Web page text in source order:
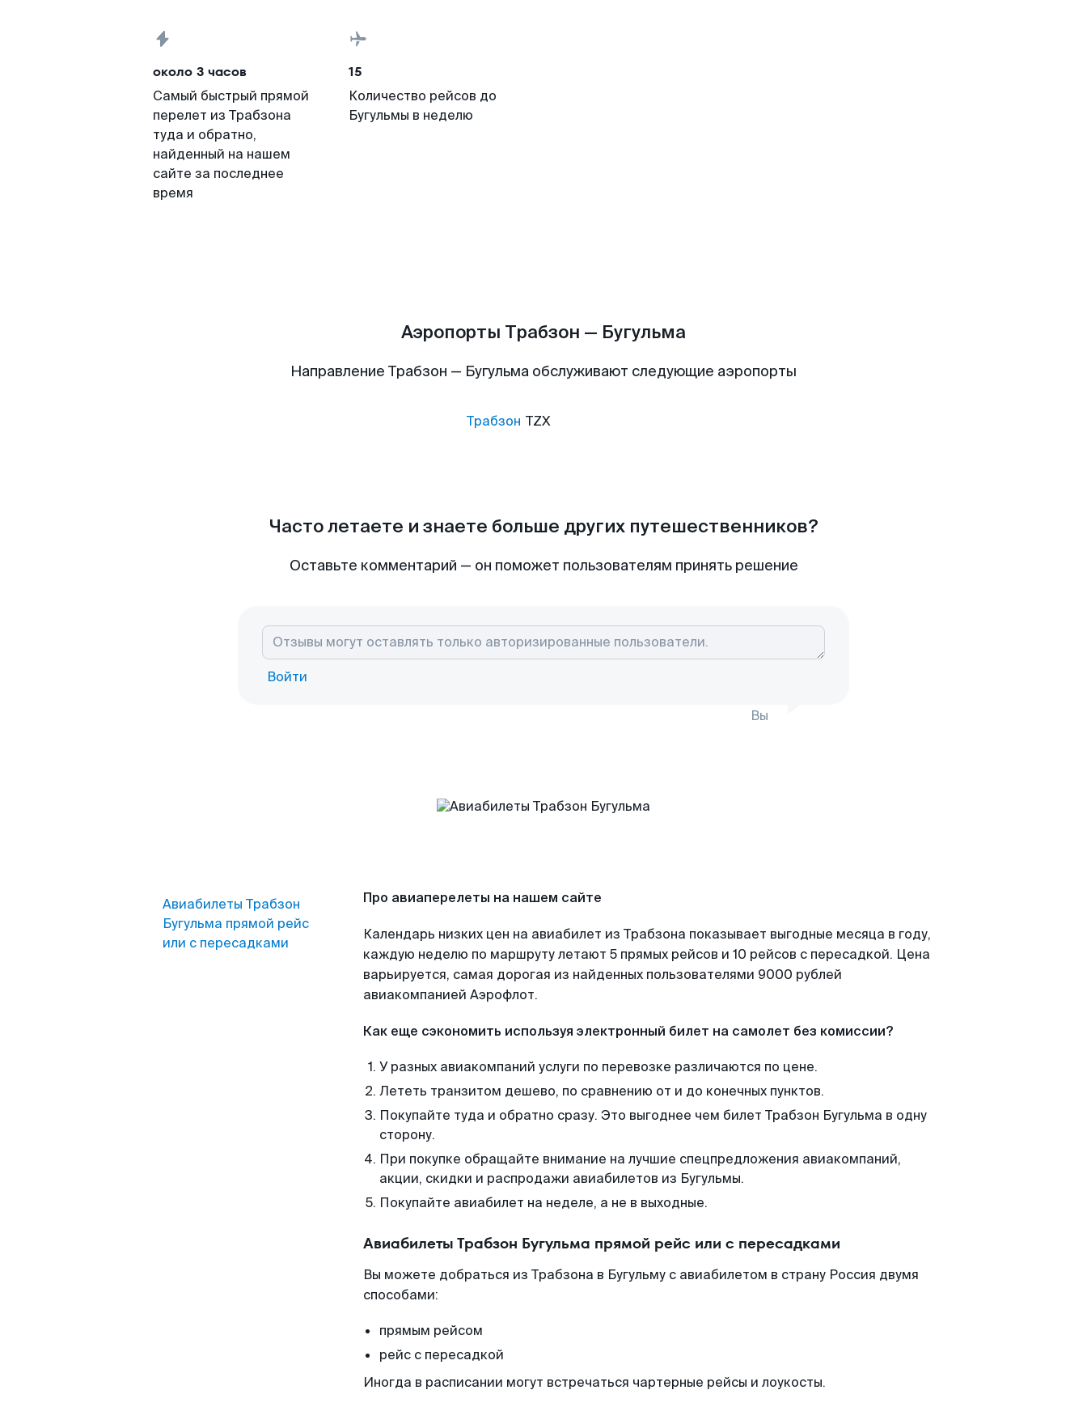
около 3 часов
Самый быстрый прямой
перелет из Трабзона
туда и обратно,
найденный на нашем
сайте за последнее
время
15
Количество рейсов до
Бугульмы в неделю
Аэропорты Трабзон — Бугульма
Направление Трабзон — Бугульма обслуживают следующие аэропорты
Трабзон TZX
Часто летаете и знаете больше других путешественников?
Оставьте комментарий — он поможет пользователям принять решение
Войти
Вы
Авиабилеты Трабзон
Бугульма прямой рейс
или с пересадками
Про авиаперелеты на нашем сайте
Календарь низких цен на авиабилет из Трабзона показывает выгодные месяца в году,
каждую неделю по маршруту летают 5 прямых рейсов и 10 рейсов с пересадкой. Цена
варьируется, самая дорогая из найденных пользователями 9000 рублей
авиакомпанией Аэрофлот.
Как еще сэкономить используя электронный билет на самолет без комиссии?
У разных авиакомпаний услуги по перевозке различаются по цене.
Лететь транзитом дешево, по сравнению от и до конечных пунктов.
Покупайте туда и обратно сразу. Это выгоднее чем билет Трабзон Бугульма в одну
сторону.
При покупке обращайте внимание на лучшие спецпредложения авиакомпаний,
акции, скидки и распродажи авиабилетов из Бугульмы.
Покупайте авиабилет на неделе, а не в выходные.
Авиабилеты Трабзон Бугульма прямой рейс или с пересадками
Вы можете добраться из Трабзона в Бугульму с авиабилетом в страну Россия двумя
способами:
прямым рейсом
рейс с пересадкой
Иногда в расписании могут встречаться чартерные рейсы и лоукосты.